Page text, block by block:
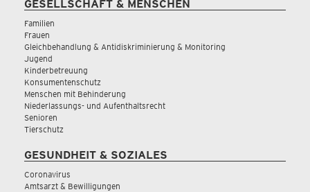
GESELLSCHAFT & MENSCHEN
Familien
Frauen
Gleichbehandlung & Antidiskriminierung & Monitoring
Jugend
Kinderbetreuung
Konsumentenschutz
Menschen mit Behinderung
Niederlassungs- und Aufenthaltsrecht
Senioren
Tierschutz
GESUNDHEIT & SOZIALES
Coronavirus
Amtsarzt & Bewilligungen